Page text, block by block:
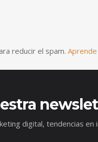
reducir el spam.
digital, tendencias